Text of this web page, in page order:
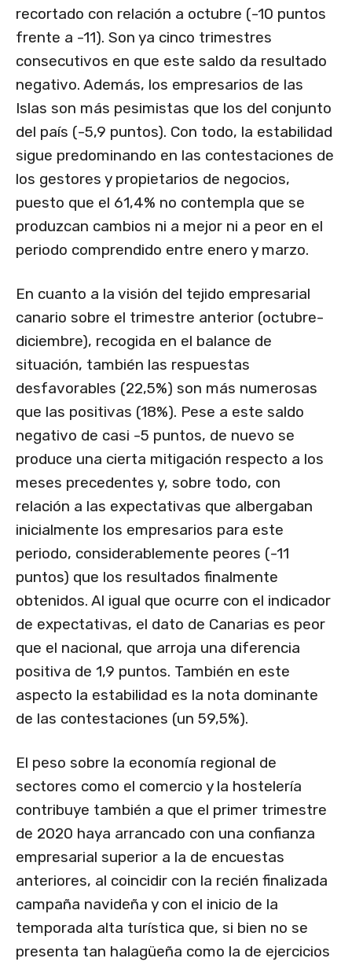
recortado con relación a octubre (-10 puntos
frente a -11). Son ya cinco trimestres
consecutivos en que este saldo da resultado
negativo. Además, los empresarios de las
Islas son más pesimistas que los del conjunto
del país (-5,9 puntos). Con todo, la estabilidad
sigue predominando en las contestaciones de
los gestores y propietarios de negocios,
puesto que el 61,4% no contempla que se
produzcan cambios ni a mejor ni a peor en el
periodo comprendido entre enero y marzo.
En cuanto a la visión del tejido empresarial
canario sobre el trimestre anterior (octubre-
diciembre), recogida en el balance de
situación, también las respuestas
desfavorables (22,5%) son más numerosas
que las positivas (18%). Pese a este saldo
negativo de casi -5 puntos, de nuevo se
produce una cierta mitigación respecto a los
meses precedentes y, sobre todo, con
relación a las expectativas que albergaban
inicialmente los empresarios para este
periodo, considerablemente peores (-11
puntos) que los resultados finalmente
obtenidos. Al igual que ocurre con el indicador
de expectativas, el dato de Canarias es peor
que el nacional, que arroja una diferencia
positiva de 1,9 puntos. También en este
aspecto la estabilidad es la nota dominante
de las contestaciones (un 59,5%).
El peso sobre la economía regional de
sectores como el comercio y la hostelería
contribuye también a que el primer trimestre
de 2020 haya arrancado con una confianza
empresarial superior a la de encuestas
anteriores, al coincidir con la recién finalizada
campaña navideña y con el inicio de la
temporada alta turística que, si bien no se
presenta tan halagüeña como la de ejercicios